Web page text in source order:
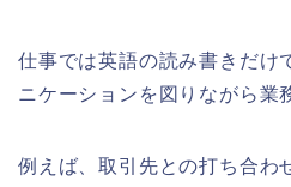
仕事では英語の読み書きだけ
ニケーションを図りながら業
例えば、取引先との打ち合わ